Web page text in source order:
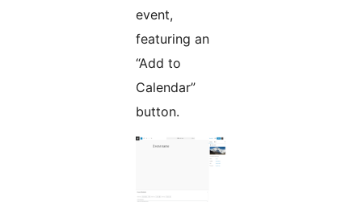
event,
featuring an
“Add to
Calendar”
button.